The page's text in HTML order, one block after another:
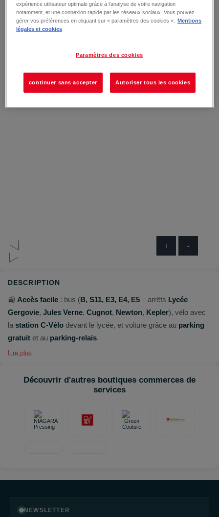
+ -
DESCRIPTION
🚉 Accès facile : bus (B, S11, E3, E4, E5 – arrêts Lycée
Gergovie, Jules Verne, Cugnot, Newton, Kepler), vélo avec
la station C‑Vélo devant le lycée, et voiture grâce au parking
gratuit et au parking‑relais.
Lire plus
Découvrir d'autres boutiques commerces de
services
NEWSLETTER
expérience utilisateur optimale grâce à l’analyse de votre navigation
notamment, et une connexion rapide par les réseaux sociaux. Vous pouvez
gérer vos préférences en cliquant sur « paramètres des cookies ».
Mentions
légales et cookies
Paramètres des cookies
continuer sans accepter Autoriser tous les cookies